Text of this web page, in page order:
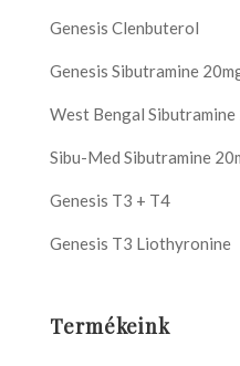
Genesis Clenbuterol
Genesis Sibutramine
West Bengal Sibutramine
Sibu-Med Sibutramine
Genesis T3 + T4
Genesis T3 Liothyronine
Termékeink